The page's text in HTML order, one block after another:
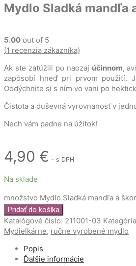
Mydlo Sladká mandľa
5.00 out of 5
(1 recenzia zákazníka)
Ak ste zatúžili po naozaj účinnom,
zapôsobí hneď pri prvom použití.
Oddýchnite si s ním vo vani po
Čistota a duševná vyrovnanosť v
Nech vám padne na úžitok!
4,90 € - s DPH
Na sklade
množstvo Mydlo Sladká mandľa a
Pridať do košíka
Katalógové číslo: 211001-03
Mydielkárne, ručne vyrobené mydlo
Popis
Ďalšie informácie